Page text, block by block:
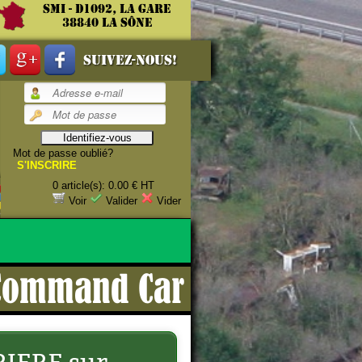
SMI - D1092, La gare
38840 La Sône
Suivez-nous!
Mot de passe oublié?
S'INSCRIRE
0 article(s): 0.00 € HT
Voir
Valider Vider
Car